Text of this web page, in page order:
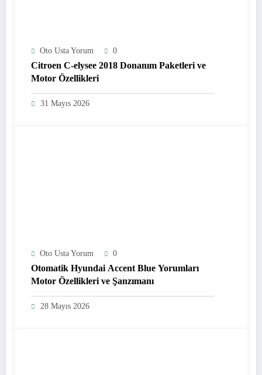
Oto Usta Yorum 0
Citroen C-elysee 2018 Donanım Paketleri ve
Motor Özellikleri
31 Mayıs 2026
Oto Usta Yorum 0
Otomatik Hyundai Accent Blue Yorumları
Motor Özellikleri ve Şanzımanı
28 Mayıs 2026